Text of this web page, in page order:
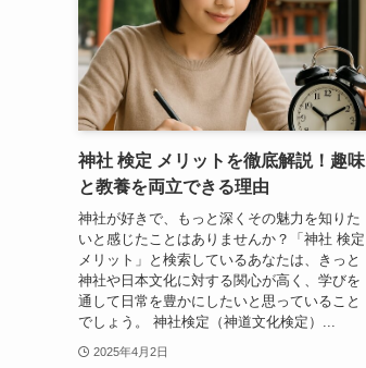
神社 検定 メリットを徹底解説！趣味
と教養を両立できる理由
神社が好きで、もっと深くその魅力を知りた
いと感じたことはありませんか？「神社 検定
メリット」と検索しているあなたは、きっと
神社や日本文化に対する関心が高く、学びを
通して日常を豊かにしたいと思っていること
でしょう。 神社検定（神道文化検定）...
2025年4月2日